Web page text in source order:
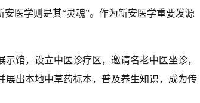
医学则是其“灵魂”。作为新安医学重要发源
馆，设立中医诊疗区，邀请名老中医坐诊，
展出本地中草药标本，普及养生知识，成为传